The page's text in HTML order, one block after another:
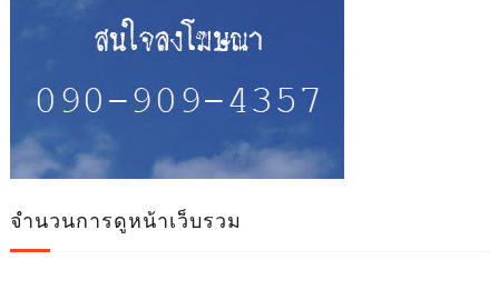
จำนวนการดูหน้าเว็บรวม